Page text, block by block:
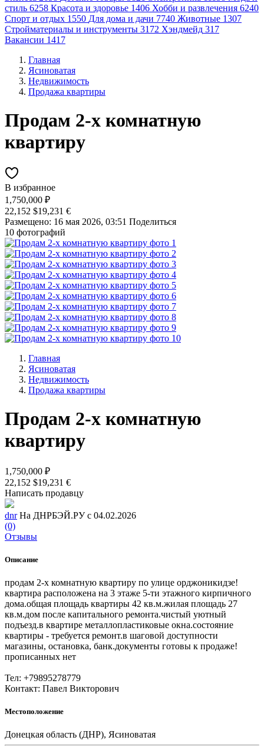
стиль 6258 Красота и здоровье 1406 Хобби и развлечения 6240
Спорт и отдых 1550 Для дома и дачи 7740 Животные 1307
Стройматериалы и инструменты 3172 Хэндмейд 317
Вакансии 1417
Главная
Ясиноватая
Недвижимость
Продажа квартиры
Продам 2-х комнатную
квартиру
В избранное
1,750,000 ₽
22,152 $19,231 €
Размещено: 16 мая 2026, 03:51 Поделиться
10 фотографий
Главная
Ясиноватая
Недвижимость
Продажа квартиры
Продам 2-х комнатную
квартиру
1,750,000 ₽
22,152 $19,231 €
Написать продавцу
dnr На ДНРБЭЙ.РУ с 04.02.2026
(0)
Отзывы
Описание
продам 2-х комнатную квартиру по улице орджоникидзе!
квартира расположена на 3 этаже 5-ти этажного кирпичного
дома.общая площадь квартиры 42 кв.м.жилая площадь 27
кв.м.дом после капитального ремонта.чистый уютный
подъезд.в квартире металлопластиковые окна.состояние
квартиры - требуется ремонт.в шаговой доступности
магазины, остановка, банк.документы готовы к продаже!
прописанных нет
Тел: +79895278779
Контакт: Павел Викторович
Местоположение
Донецкая область (ДНР), Ясиноватая